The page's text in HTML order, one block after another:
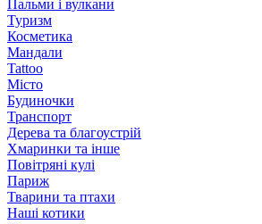
Пальми і вулкани
Туризм
Косметика
Мандали
Tattoo
Місто
Будиночки
Транспорт
Дерева та благоустрій
Хмаринки та інше
Повітряні кулі
Париж
Тварини та птахи
Наші котики